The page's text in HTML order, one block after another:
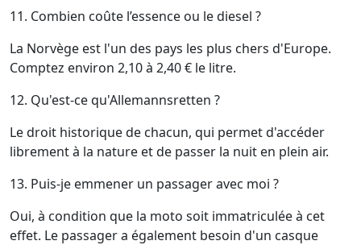
11. Combien coûte l’essence ou le diesel ?
La Norvège est l'un des pays les plus chers d'Europe.
Comptez environ 2,10 à 2,40 € le litre.
12. Qu'est-ce qu'Allemannsretten ?
Le droit historique de chacun, qui permet d'accéder
librement à la nature et de passer la nuit en plein air.
13. Puis-je emmener un passager avec moi ?
Oui, à condition que la moto soit immatriculée à cet
effet. Le passager a également besoin d'un casque